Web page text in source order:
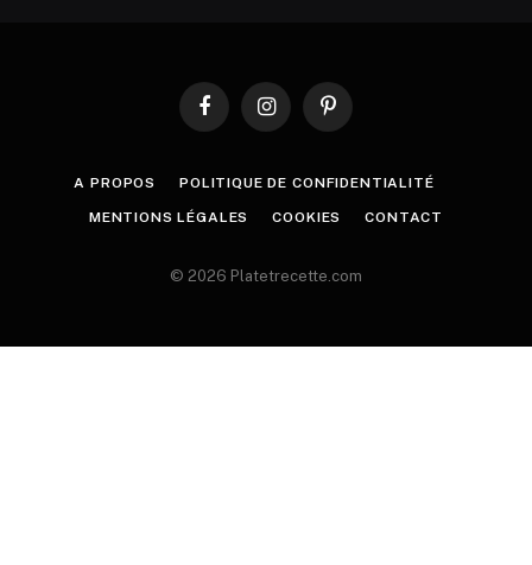
FacebookInstagramPinterest
A PROPOS POLITIQUE DE CONFIDENTIALITÉ
MENTIONS LÉGALES COOKIES CONTACT
© 2026 Platetrecette.com